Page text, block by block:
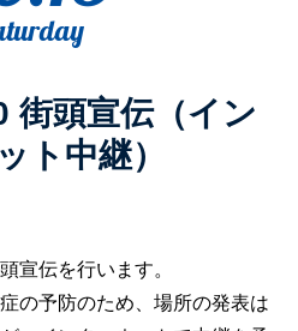
街頭宣伝（イン
ト中継）
宣伝を行います。
の予防のため、場所の発表は